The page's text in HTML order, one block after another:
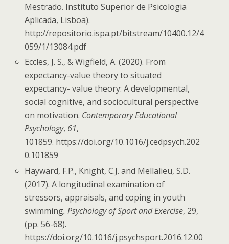
Mestrado. Instituto Superior de Psicologia
Aplicada, Lisboa).
http://repositorio.ispa.pt/bitstream/10400.12/4
059/1/13084.pdf
Eccles, J. S., & Wigfield, A. (2020). From
expectancy-value theory to situated
expectancy- value theory: A developmental,
social cognitive, and sociocultural perspective
on motivation. Contemporary Educational
Psychology, 61,
101859. https://doi.org/10.1016/j.cedpsych.202
0.101859
Hayward, F.P., Knight, C.J. and Mellalieu, S.D.
(2017). A longitudinal examination of
stressors, appraisals, and coping in youth
swimming. Psychology of Sport and Exercise, 29,
(pp. 56-68).
https://doi.org/10.1016/j.psychsport.2016.12.00